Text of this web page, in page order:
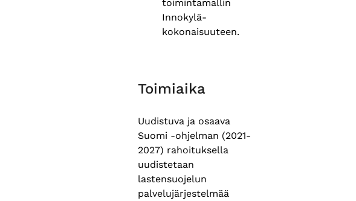
toimintamallin
Innokylä-
kokonaisuuteen.
Toimiaika
Uudistuva ja osaava
Suomi -ohjelman (2021-
2027) rahoituksella
uudistetaan
lastensuojelun
palvelujärjestelmää